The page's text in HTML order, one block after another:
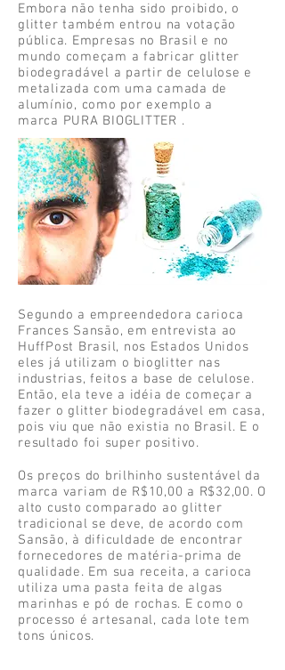
Embora não tenha sido proibido, o
glitter também entrou na votação
pública. Empresas no Brasil e no
mundo começam a fabricar glitter
biodegradável a partir de celulose e
metalizada com uma camada de
alumínio, como por exemplo a
marca PURA BIOGLITTER .
Segundo a empreendedora carioca
Frances Sansão, em entrevista ao
HuffPost Brasil, nos Estados Unidos
eles já utilizam o bioglitter nas
industrias, feitos a base de celulose.
Então, ela teve a idéia de começar a
fazer o glitter biodegradável em casa,
pois viu que não existia no Brasil. E o
resultado foi super positivo.
Os preços do brilhinho sustentável da
marca variam de R$10,00 a R$32,00. O
alto custo comparado ao glitter
tradicional se deve, de acordo com
Sansão, à dificuldade de encontrar
fornecedores de matéria-prima de
qualidade. Em sua receita, a carioca
utiliza uma pasta feita de algas
marinhas e pó de rochas. E como o
processo é artesanal, cada lote tem
tons únicos.